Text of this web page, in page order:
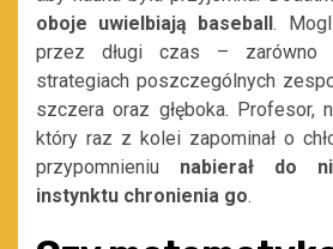
oboje uwielbiają baseball.
przez długi czas –
strategiach poszczególnych zes
szczera oraz głęboka. Profesor, n
który raz z kolei zapominał o
przypomnieniu nabierał do
instynktu chronienia go.